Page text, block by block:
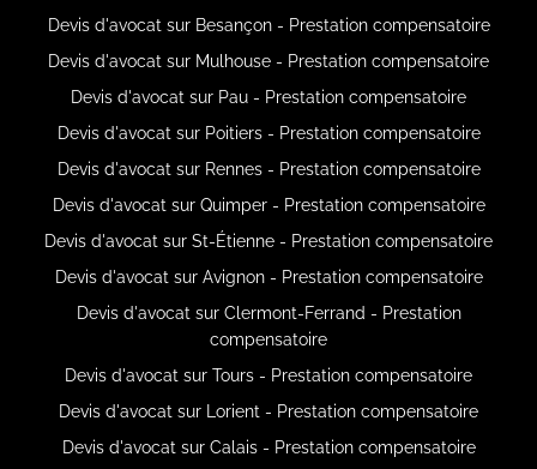
Devis d'avocat sur Besançon - Prestation compensatoire
Devis d'avocat sur Mulhouse - Prestation compensatoire
Devis d'avocat sur Pau - Prestation compensatoire
Devis d'avocat sur Poitiers - Prestation compensatoire
Devis d'avocat sur Rennes - Prestation compensatoire
Devis d'avocat sur Quimper - Prestation compensatoire
Devis d'avocat sur St-Étienne - Prestation compensatoire
Devis d'avocat sur Avignon - Prestation compensatoire
Devis d'avocat sur Clermont-Ferrand - Prestation
compensatoire
Devis d'avocat sur Tours - Prestation compensatoire
Devis d'avocat sur Lorient - Prestation compensatoire
Devis d'avocat sur Calais - Prestation compensatoire